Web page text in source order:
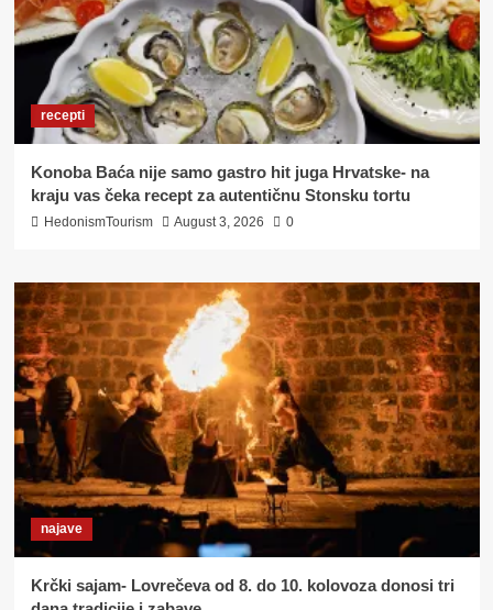
recepti
Konoba Baća nije samo gastro hit juga Hrvatske- na
kraju vas čeka recept za autentičnu Stonsku tortu
HedonismTourism August 3, 2026 0
najave
Krčki sajam- Lovrečeva od 8. do 10. kolovoza donosi tri